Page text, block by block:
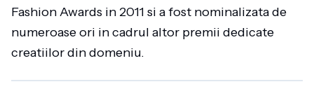
Fashion Awards in 2011 si a fost nominalizata de
numeroase ori in cadrul altor premii dedicate
creatiilor din domeniu.